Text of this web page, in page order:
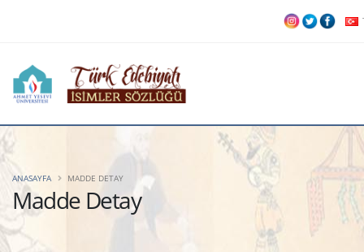
Madde Detay
ANASAYFA MADDE DETAY